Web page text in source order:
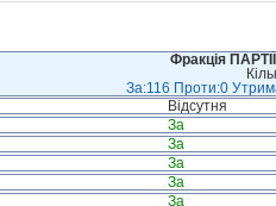
Фракція
За:116 Проти:0
Відсутня
За
За
За
За
За